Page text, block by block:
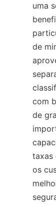
uma
de
com
de
taxas
os